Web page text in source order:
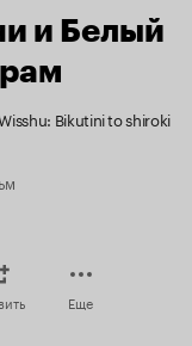
и Белый
Bikutini to shiroki
Еще